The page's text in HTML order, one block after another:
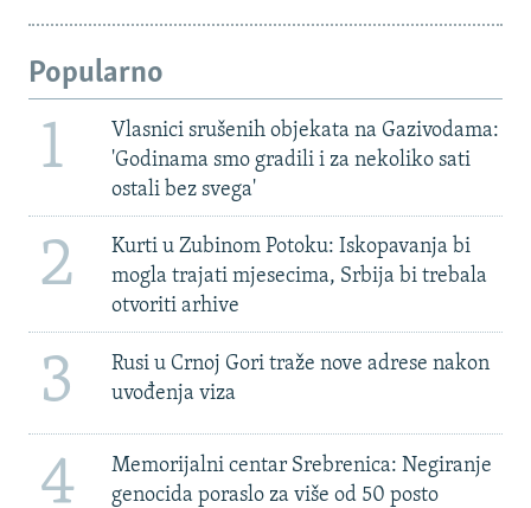
Popularno
1
Vlasnici srušenih objekata na Gazivodama:
'Godinama smo gradili i za nekoliko sati
ostali bez svega'
2
Kurti u Zubinom Potoku: Iskopavanja bi
mogla trajati mjesecima, Srbija bi trebala
otvoriti arhive
3
Rusi u Crnoj Gori traže nove adrese nakon
uvođenja viza
4
Memorijalni centar Srebrenica: Negiranje
genocida poraslo za više od 50 posto